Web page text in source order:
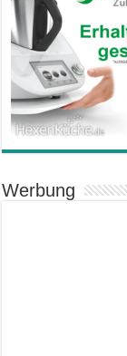
Werbung